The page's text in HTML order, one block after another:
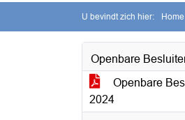
U bevindt zich hier: Home
Openbare
Openbare
2024